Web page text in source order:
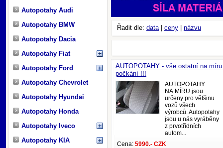
Autopotahy Audi
Autopotahy BMW
Autopotahy Dacia
Autopotahy Fiat
Autopotahy Ford
Autopotahy Chevrolet
Autopotahy Hyundai
Autopotahy Honda
Autopotahy Iveco
Autopotahy KIA
Řadit dle: data| ceny názvu
AUTOPOTAHY - vše ostatní na
počkání !!!
AUTOPOTAHY
NA MÍRU jsou
určeny pro většinu
vozů všech
výrobců. Autopotahy
jsou u nás vyráběny
z prvotřídních
autom...
Cena: 5990.- CZK